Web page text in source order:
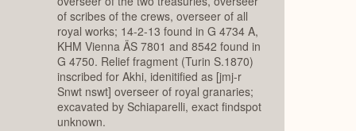
of scribes of the crews, overseer of all
royal works; 14-2-13 found in G 4734 A,
KHM Vienna ÄS 7801 and 8542 found in
G 4750. Relief fragment (Turin S.1870)
inscribed for Akhi, idenitified as [jmj-r
Snwt nswt] overseer of royal granaries;
excavated by Schiaparelli, exact findspot
unknown.